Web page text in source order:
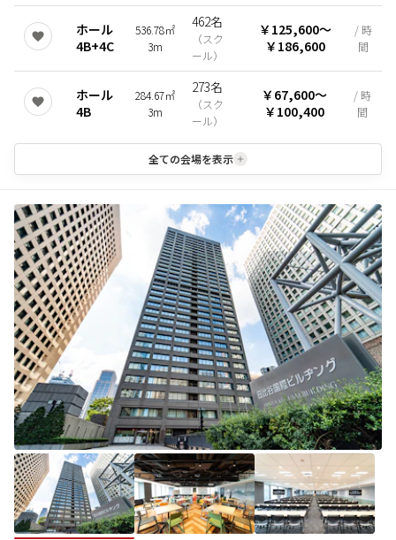
ホール
4B+4C
536.78㎡
3m
462名
（スク
ール）
￥125,600〜
￥186,600
/ 時
間
ホール
4B
284.67㎡
3m
273名
（スク
ール）
￥67,600〜
￥100,400
/ 時
間
全ての会場を表示